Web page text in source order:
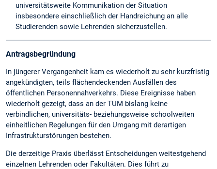
universitätsweite Kommunikation der Situation
insbesondere einschließlich der Handreichung an alle
Studierenden sowie Lehrenden sicherzustellen.
Antragsbegründung
In jüngerer Vergangenheit kam es wiederholt zu sehr kurzfristig
angekündigten, teils flächendeckenden Ausfällen des
öffentlichen Personennahverkehrs. Diese Ereignisse haben
wiederholt gezeigt, dass an der TUM bislang keine
verbindlichen, universitäts- beziehungsweise schoolweiten
einheitlichen Regelungen für den Umgang mit derartigen
Infrastrukturstörungen bestehen.
Die derzeitige Praxis überlässt Entscheidungen weitestgehend
einzelnen Lehrenden oder Fakultäten. Dies führt zu